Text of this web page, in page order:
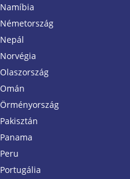
Namíbia
Németország
Nepál
Norvégia
Olaszország
Omán
Örményország
Pakisztán
Panama
Peru
Portugália